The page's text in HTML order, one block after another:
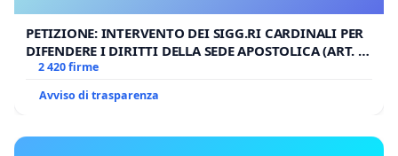
Roberto Fiore -Politico -
PETIZIONE: INTERVENTO DEI SIGG.RI CARDINALI PER
DIFENDERE I DIRITTI DELLA SEDE APOSTOLICA (ART. 3
UDG)
2 420 firme
Avviso di trasparenza